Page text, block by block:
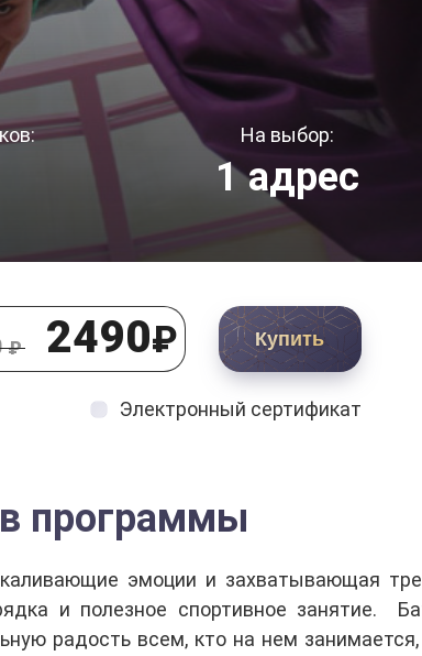
На выбор:
1 адрес
₽ 2490₽ Купить
Электронный сертификат
программы
эмоции и захватывающая
и полезное спортивное занятие.
радость всем, кто на нем